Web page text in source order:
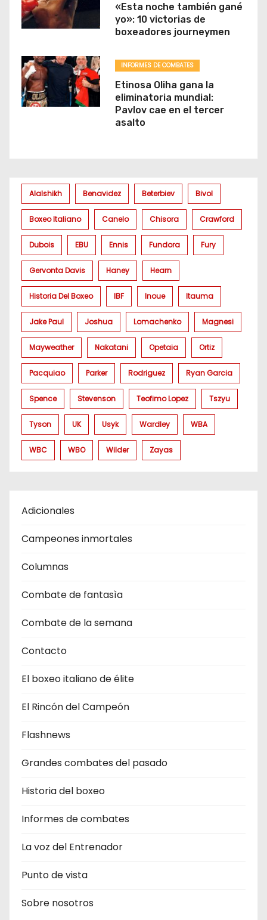
«Esta noche también gané
yo»: 10 victorias de
boxeadores journeymen
INFORMES DE COMBATES
Etinosa Oliha gana la
eliminatoria mundial:
Pavlov cae en el tercer
asalto
Alalshikh Benavidez Beterbiev Bivol
Boxeo Italiano Canelo Chisora Crawford
Dubois EBU Ennis Fundora Fury
Gervonta Davis Haney Hearn
Historia Del Boxeo IBF Inoue Itauma
Jake Paul Joshua Lomachenko Magnesi
Mayweather Nakatani Opetaia Ortiz
Pacquiao Parker Rodriguez Ryan Garcia
Spence Stevenson Teofimo Lopez Tszyu
Tyson UK Usyk Wardley WBA
WBC WBO Wilder Zayas
Adicionales
Campeones inmortales
Columnas
Combate de fantasìa
Combate de la semana
Contacto
El boxeo italiano de élite
El Rincón del Campeón
Flashnews
Grandes combates del pasado
Historia del boxeo
Informes de combates
La voz del Entrenador
Punto de vista
Sobre nosotros